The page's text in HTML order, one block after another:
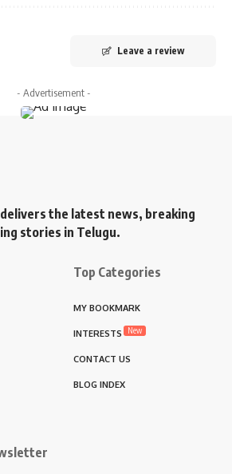
Leave a review
- Advertisement -
the latest news, breaking
stories in Telugu.
Top Categories
MY BOOKMARK
INTERESTS New
CONTACT US
BLOG INDEX